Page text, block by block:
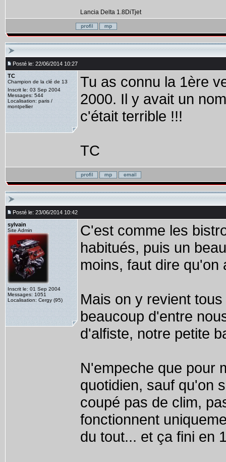
Lancia Delta 1.8DiTjet
Posté le: 22/06/2014 10:27
TC
Champion de la clé de 13
Inscrit le: 03 Sep 2004
Messages: 544
Localisation: paris /
montpellier
Tu as connu la 1ère
2000. Il y avait un
c'était terrible !!!
TC
Posté le: 23/06/2014 10:42
sylvain
Site Admin
Inscrit le: 01 Sep 2004
Messages: 1051
Localisation: Cergy (95)
C'est comme les
habitués, puis un
moins, faut dire qu'on
Mais on y revient
beaucoup d'entre
d'alfiste, notre petite
N'empeche que pour
quotidien, sauf qu'on
coupé pas de clim,
fonctionnent
du tout... et ça fini en